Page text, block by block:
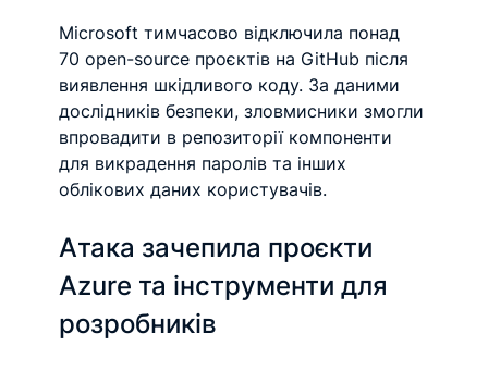
Microsoft тимчасово відключила понад
70 open-source проєктів на GitHub після
виявлення шкідливого коду. За даними
дослідників безпеки, зловмисники змогли
впровадити в репозиторії компоненти
для викрадення паролів та інших
облікових даних користувачів.
Атака зачепила проєкти
Azure та інструменти для
розробників